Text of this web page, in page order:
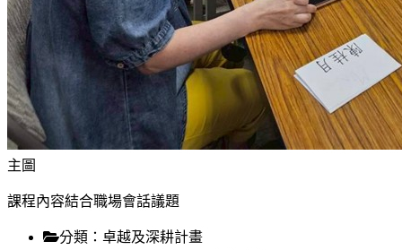
主圖
課程內容結合職場會話議題
分類： 卓越及深耕計畫